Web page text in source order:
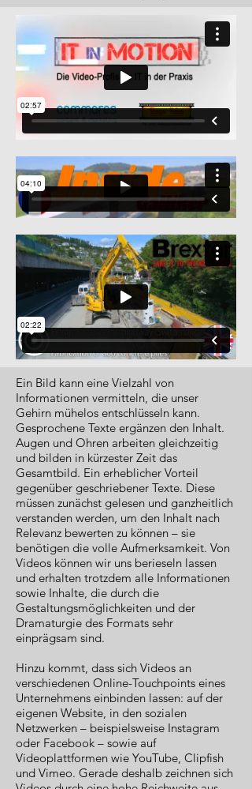
Ein Bild kann eine Vielzahl von
Informationen vermitteln, die unser
Gehirn mühelos entschlüsseln kann.
Gesprochene Texte ergänzen den Inhalt.
Augen und Ohren arbeiten gleichzeitig
und bilden in kürzester Zeit das
Gesamtbild. Ein erheblicher Vorteil
gegenüber geschriebener Texte. Diese
müssen zunächst gelesen und ganzheitlich
verstanden werden, um den Inhalt nach
Relevanz bewerten zu können – sie
benötigen die volle Aufmerksamkeit. Von
Videos können wir uns berieseln lassen
und erhalten trotzdem alle Informationen
sowie Inhalte, die durch die
Gestaltungsmöglichkeiten und der
Dramaturgie des Formats sehr
einprägsam sind.
Hinzu kommt, dass sich Videos an
verschiedenen Online-Touchpoints eines
Unternehmens einbinden lassen: auf der
eigenen Website, in den sozialen
Netzwerken – beispielsweise Instagram
oder Facebook – sowie auf
Videoplattformen wie YouTube, Clipfish
und Vimeo. Gerade deshalb zeichnen sich